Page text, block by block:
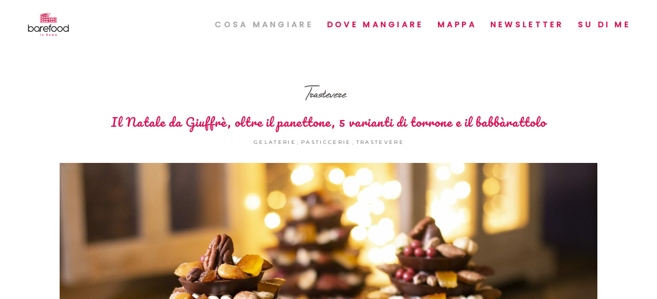
COSA MANGIARE DOVE MANGIARE MAPPA NEWSLETTER SU DI ME
Trastevere
Il Natale da Giuffrè, oltre il panettone, 5 varianti di torrone e il babbàrattolo
GELATERIE PASTICCERIE TRASTEVERE